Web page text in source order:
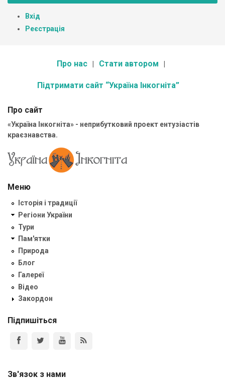
Вхід
Реєстрація
Про нас Стати автором
Підтримати сайт “Україна Інкогніта”
Про сайт
«Україна Інкогніта» - неприбутковий проект ентузіастів
краєзнавства.
Меню
Історія і традиції
Регіони України
Тури
Пам'ятки
Природа
Блог
Галереї
Відео
Закордон
Підпишіться
Зв'язок з нами